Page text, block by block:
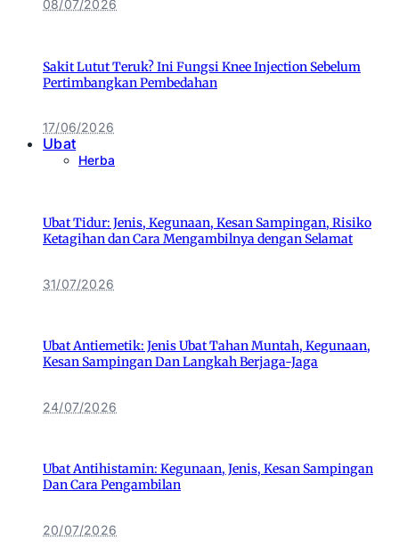
08/07/2026
Sakit Lutut Teruk? Ini Fungsi Knee Injection Sebelum
Pertimbangkan Pembedahan
17/06/2026
Ubat
Herba
Ubat Tidur: Jenis, Kegunaan, Kesan Sampingan, Risiko
Ketagihan dan Cara Mengambilnya dengan Selamat
31/07/2026
Ubat Antiemetik: Jenis Ubat Tahan Muntah, Kegunaan,
Kesan Sampingan Dan Langkah Berjaga-Jaga
24/07/2026
Ubat Antihistamin: Kegunaan, Jenis, Kesan Sampingan
Dan Cara Pengambilan
20/07/2026